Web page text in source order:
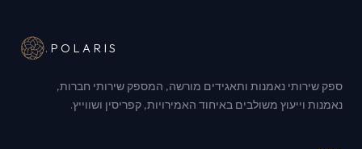
POLARIS
.
ספק שירותי נאמנות ותאגידים מורשה, המספק שירותי חברות,
נאמנות וייעוץ משולבים באיחוד האמירויות, קפריסין ושווייץ.